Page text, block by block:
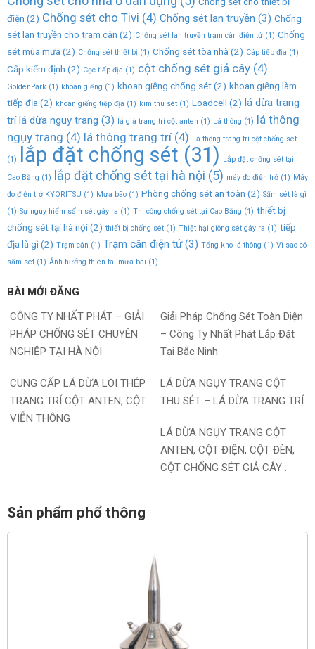
điện (2) Chống sét cho Tivi (4) Chống sét lan truyền (3) Chống
sét lan truyền cho tram cân (2) Chống sét lan truyền trạm cân điện tử (1) Chống
sét mùa mưa (2) Chống sét thiết bị (1) Chống sét tòa nhà (2) Cáp tiếp địa (1)
Cấp kiểm định (2) Cọc tiếp địa (1) cột chống sét giả cây (4)
GoldenPark (1) khoan giếng (1) khoan giếng chống sét (2) khoan giếng làm
tiếp địa (2) khoan giếng tiệp địa (1) kim thu sét (1) Loadcell (2) lá dừa trang
trí lá dừa nguy trang (3) lá già trang trí cột anten (1) Lá thông (1) lá thông
ngụy trang (4) lá thông trang trí (4) Lá thông trang trí cột chống sét
(1) lắp đặt chống sét (31) Lắp đặt chống sét tại
Cao Bằng (1) lắp đặt chống sét tại hà nội (5) máy đo điện trở(1) Máy
đo điện trở KYORITSU (1) Mưa bão (1) Phòng chống sét an toàn (2) Sấm sét là gì
(1) Sự nguy hiểm sấm sét gây ra (1) Thi công chống sét tại Cao Bằng (1) thiết bj
chống sét tại hà nội (2) thiết bị chống sét (1) Thiệt hại giông sét gây ra (1) tiếp
địa là gì (2) Trạm cân (1) Trạm cân điện tử(3) Tổng kho lá thông (1) Vì sao có
sấm sét (1) Ảnh hưởng thiên tai mưa bãi (1)
BÀI MỚI ĐĂNG
CÔNG TY NHẤT PHÁT – GIẢI
PHÁP CHỐNG SÉT CHUYÊN
NGHIỆP TẠI HÀ NỘI
Giải Pháp Chống Sét Toàn Diện
– Công Ty Nhất Phát Lắp Đặt
Tại Bắc Ninh
CUNG CẤP LÁ DỪA LÕI THÉP
TRANG TRÍ CỘT ANTEN, CỘT
VIỄN THÔNG
LÁ DỪA NGỤY TRANG CỘT
THU SÉT – LÁ DỪA TRANG TRÍ
LÁ DỪA NGỤY TRANG CỘT
ANTEN, CỘT ĐIỆN, CỘT ĐÈN,
CỘT CHỐNG SÉT GIẢ CÂY .
Sản phẩm phổ thông